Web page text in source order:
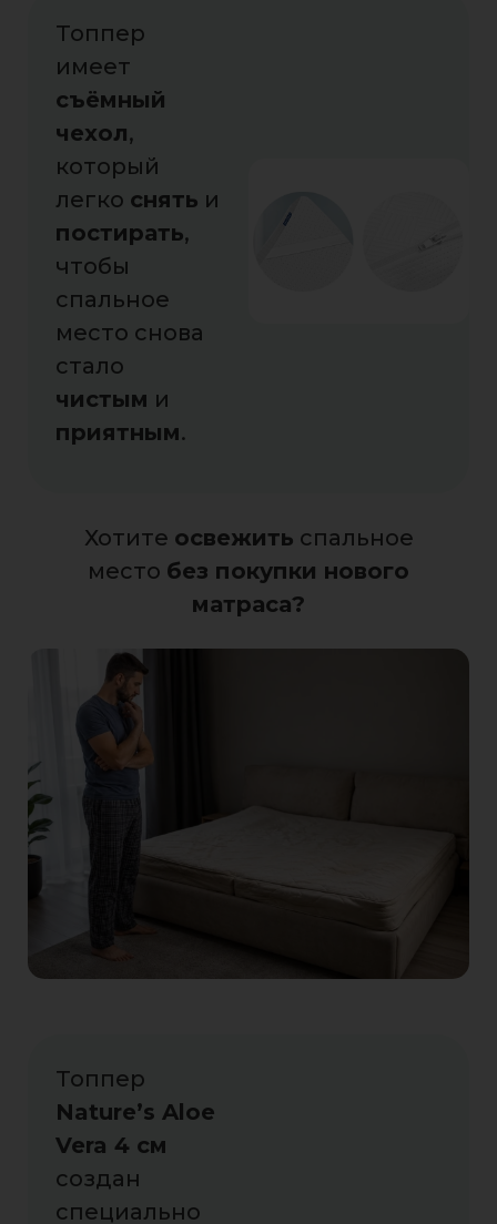
Топпер
имеет
съёмный
чехол,
который
легко снять и
постирать,
чтобы
спальное
место снова
стало
чистым и
приятным.
Хотите освежить спальное
место без покупки нового
матраса?
Топпер
Nature’s Aloe
Vera 4 см
создан
специально